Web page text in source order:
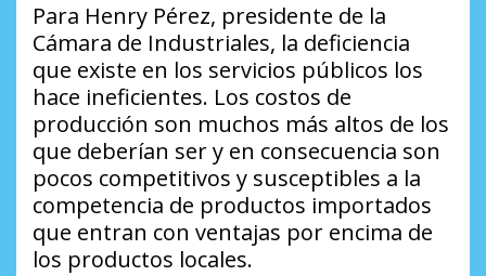
Para Henry Pérez, presidente de la
Cámara de Industriales, la deficiencia
que existe en los servicios públicos los
hace ineficientes. Los costos de
producción son muchos más altos de los
que deberían ser y en consecuencia son
pocos competitivos y susceptibles a la
competencia de productos importados
que entran con ventajas por encima de
los productos locales.